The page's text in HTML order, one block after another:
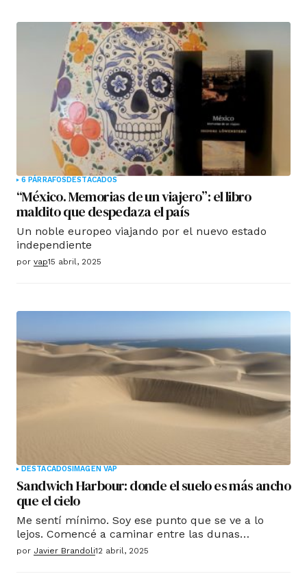
6 PÁRRAFOSDESTACADOS
“México. Memorias de un viajero”: el libro
maldito que despedaza el país
Un noble europeo viajando por el nuevo estado
independiente
por vap15 abril, 2025
DESTACADOSIMAGEN VAP
Sandwich Harbour: donde el suelo es más ancho
que el cielo
Me sentí mínimo. Soy ese punto que se ve a lo
lejos. Comencé a caminar entre las dunas…
por Javier Brandoli12 abril, 2025